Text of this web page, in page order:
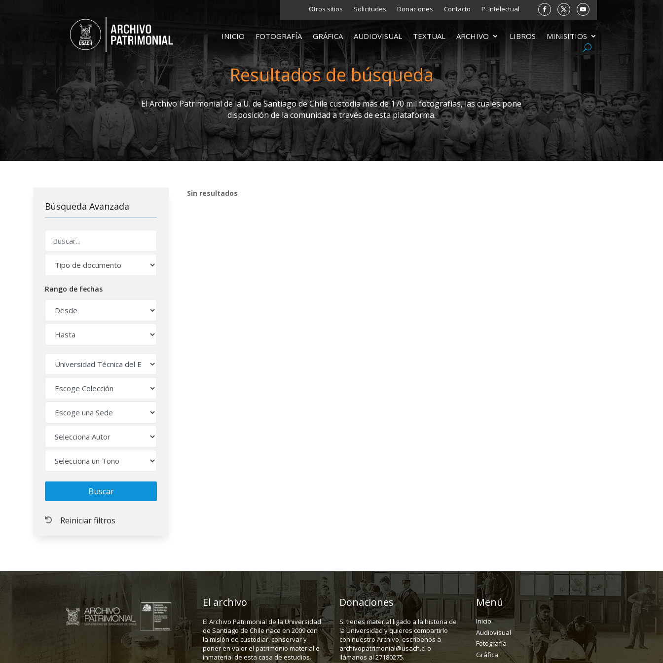
Otros sitios Solicitudes Donaciones Contacto P. Intelectual
INICIO FOTOGRAFÍA GRÁFICA AUDIOVISUAL TEXTUAL ARCHIVO LIBROS MINISITIOS
Resultados de búsqueda
El Archivo Patrimonial de la U. de Santiago de Chile custodia más de 170 mil fotografías, las cuales pone
disposición de la comunidad a través de esta plataforma.
Búsqueda Avanzada
Rango de Fechas
Sin resultados
El archivo
El Archivo Patrimonial de la Universidad
de Santiago de Chile nace en 2009 con
la misión de custodiar, conservar y
poner en valor el patrimonio material e
inmaterial de esta casa de estudios.
Donaciones
Si tienes material ligado a la historia de
la Universidad y quieres compartirlo
con nuestro Archivo, escríbenos a
archivopatrimonial@usach.cl o
llámanos al 27180275.
Menú
Inicio
Audiovisual
Fotografía
Gráfica